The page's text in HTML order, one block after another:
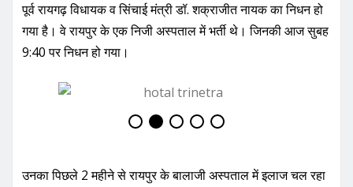
पूर्व रायगढ़ विधायक व सिंचाई मंत्री डॉ. शक्राजीत नायक का निधन हो
गया है। वे रायपुर के एक निजी अस्पताल में भर्ती थे। जिनकी आज सुबह
9:40 पर निधन हो गया।
उनका पिछले 2 महीने से रायपुर के बालाजी अस्पताल में इलाज चल रहा